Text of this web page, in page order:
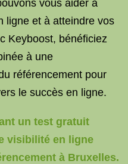
vous aider à
ligne et à atteindre vos
Keyboost, bénéficiez
à une
référencement pour
le succès en ligne.
un test gratuit
visibilité en ligne
à Bruxelles.